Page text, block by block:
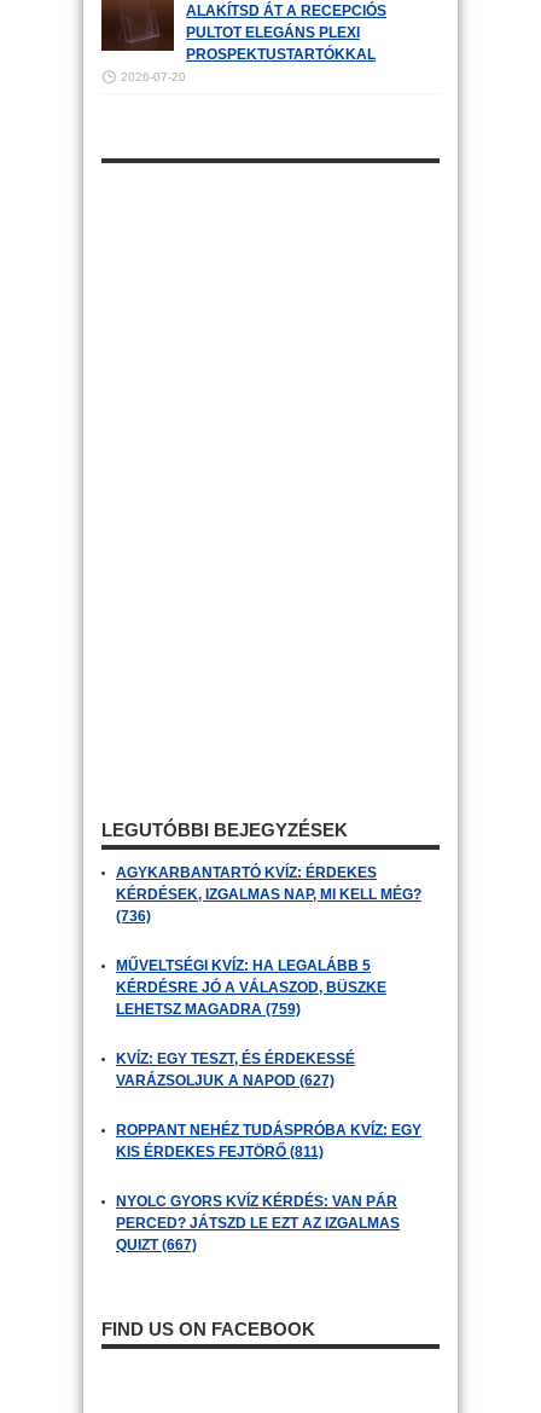
ALAKÍTSD ÁT A RECEPCIÓS
PULTOT ELEGÁNS PLEXI
PROSPEKTUSTARTÓKKAL
2026-07-20
LEGUTÓBBI BEJEGYZÉSEK
AGYKARBANTARTÓ KVÍZ: ÉRDEKES
KÉRDÉSEK, IZGALMAS NAP, MI KELL MÉG?
(736)
MŰVELTSÉGI KVÍZ: HA LEGALÁBB 5
KÉRDÉSRE JÓ A VÁLASZOD, BÜSZKE
LEHETSZ MAGADRA (759)
KVÍZ: EGY TESZT, ÉS ÉRDEKESSÉ
VARÁZSOLJUK A NAPOD (627)
ROPPANT NEHÉZ TUDÁSPRÓBA KVÍZ: EGY
KIS ÉRDEKES FEJTÖRŐ (811)
NYOLC GYORS KVÍZ KÉRDÉS: VAN PÁR
PERCED? JÁTSZD LE EZT AZ IZGALMAS
QUIZT (667)
FIND US ON FACEBOOK